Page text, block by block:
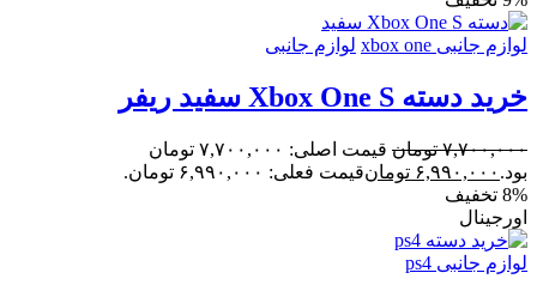
لوازم جانبی xbox one لوازم جانبی
خرید دسته Xbox One S سفید ریفر
۷,۷۰۰,۰۰۰ تومان
قیمت اصلی: ۷,۷۰۰,۰۰۰ تومان
بود. ۶,۹۹۰,۰۰۰ تومانقیمت فعلی: ۶,۹۹۰,۰۰۰ تومان.
8% تخفیف
اورجینال
لوازم جانبی ps4